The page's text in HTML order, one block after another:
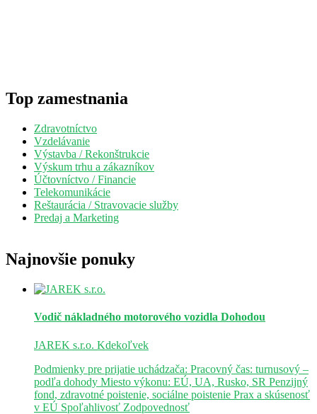
Top zamestnania
Zdravotníctvo
Vzdelávanie
Výstavba / Rekonštrukcie
Výskum trhu a zákazníkov
Účtovníctvo / Financie
Telekomunikácie
Reštaurácia / Stravovacie služby
Predaj a Marketing
Najnovšie ponuky
Vodič nákladného motorového vozidla Dohodou
JAREK s.r.o. Kdekoľvek
Podmienky pre prijatie uchádzača: Pracovný čas: turnusový –
podľa dohody Miesto výkonu: EÚ, UA, Rusko, SR Penzijný
fond, zdravotné poistenie, sociálne poistenie Prax a skúsenosť
v EÚ Spoľahlivosť Zodpovednosť